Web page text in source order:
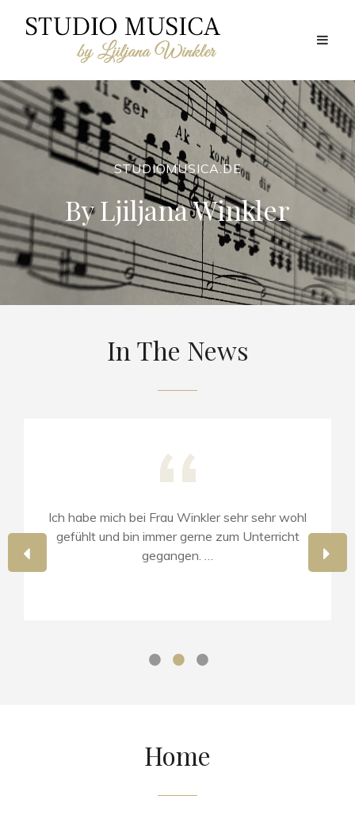
STUDIOMUSICA.DE
By Ljiljana Winkler
In The News
• • •
Ich habe mich bei Frau Winkler sehr sehr wohl
gefühlt und bin immer gerne zum Unterricht
gegangen. …
Home